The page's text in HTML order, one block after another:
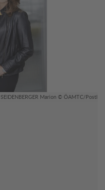
SEIDENBERGER Marion © ÖAMTC/Postl